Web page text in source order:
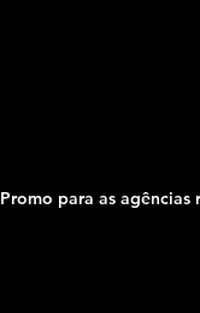
Promo para as agências